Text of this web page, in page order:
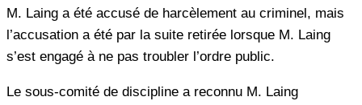
M. Laing a été accusé de harcèlement au criminel, mais
l’accusation a été par la suite retirée lorsque M. Laing
s’est engagé à ne pas troubler l’ordre public.
Le sous-comité de discipline a reconnu M. Laing